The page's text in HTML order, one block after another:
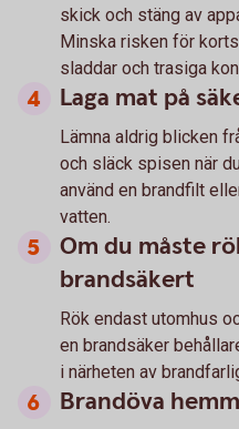
skick och stäng av
Minska risken för
sladdar och trasiga
Laga mat på
Lämna aldrig blicken
och släck spisen när
använd en brandfilt
vatten.
Om du måste
brandsäkert
Rök endast utomhus
en brandsäker
i närheten av
Brandöva